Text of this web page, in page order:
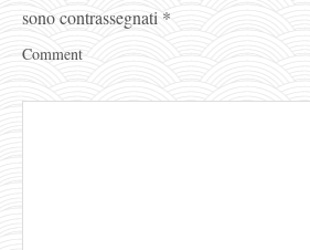
sono contrassegnati *
Comment